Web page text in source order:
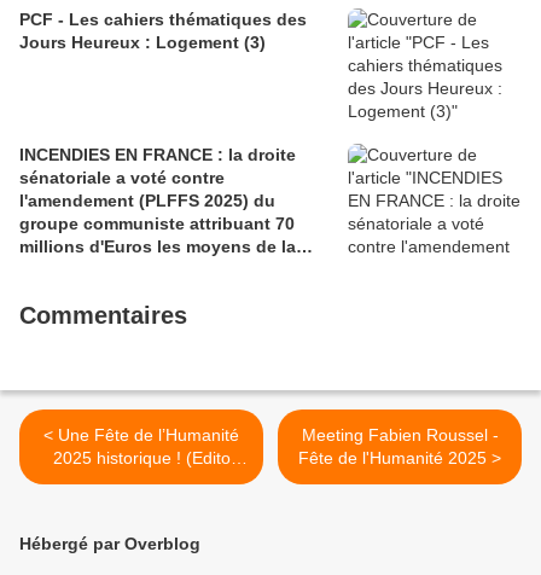
PCF - Les cahiers thématiques des
Jours Heureux : Logement (3)
INCENDIES EN FRANCE : la droite
sénatoriale a voté contre
l'amendement (PLFFS 2025) du
groupe communiste attribuant 70
millions d'Euros les moyens de la
Commentaires
< Une Fête de l’Humanité
2025 historique ! (Edito
Fabien GAY / L'HUMANITE
Meeting Fabien Roussel -
Fête de l'Humanité 2025 >
Hébergé par Overblog